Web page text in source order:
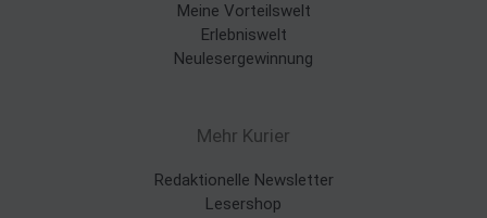
Meine Vorteilswelt
Erlebniswelt
Neulesergewinnung
Mehr Kurier
Redaktionelle Newsletter
Lesershop